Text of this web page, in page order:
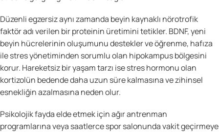
Düzenli egzersiz aynı zamanda beyin kaynaklı nörotrofik
faktör adı verilen bir proteinin üretimini tetikler. BDNF, yeni
beyin hücrelerinin oluşumunu destekler ve öğrenme, hafıza
ile stres yönetiminden sorumlu olan hipokampus bölgesini
korur. Hareketsiz bir yaşam tarzı ise stres hormonu olan
kortizolün bedende daha uzun süre kalmasına ve zihinsel
esnekliğin azalmasına neden olur.
Psikolojik fayda elde etmek için ağır antrenman
programlarına veya saatlerce spor salonunda vakit geçirmeye